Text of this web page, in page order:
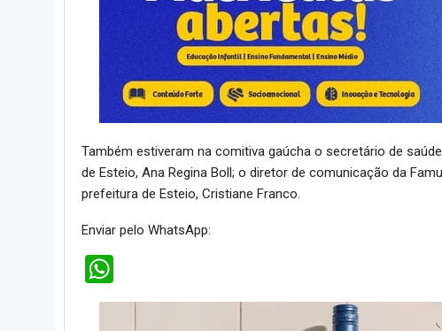
Também estiveram na comitiva gaúcha o secretário de
de Esteio, Ana Regina Boll; o diretor de comunicação da
prefeitura de Esteio, Cristiane Franco.
Enviar pelo WhatsApp: